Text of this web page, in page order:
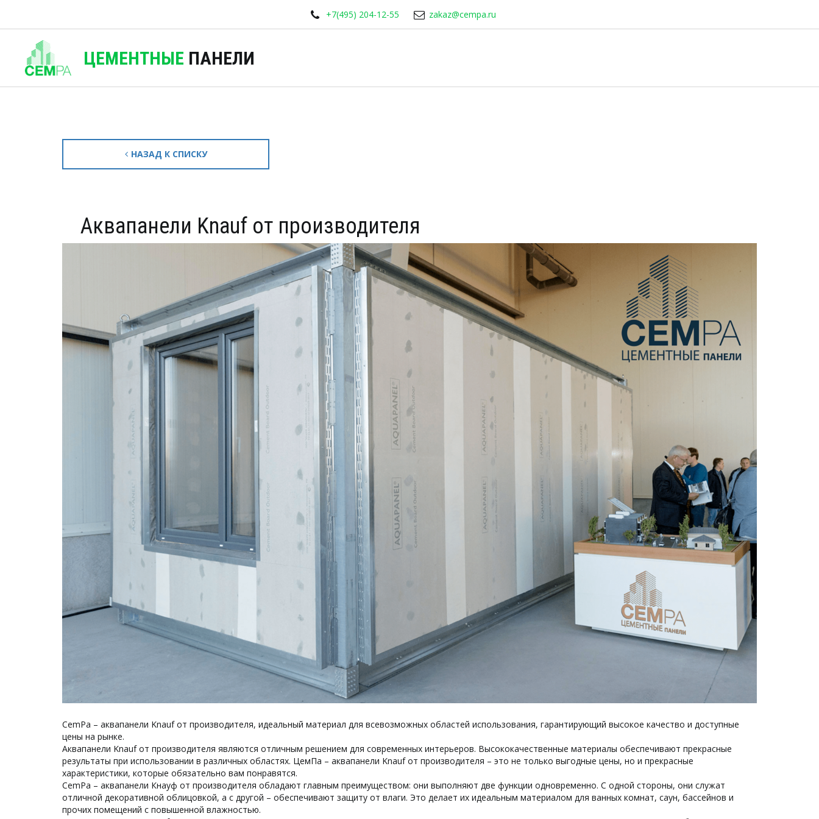
+7(495) 204-12-55 zakaz@cempa.ru
ЦЕМЕНТНЫЕ ПАНЕЛИ
НАЗАД К СПИСКУ
Аквапанели Knauf от производителя
CemPa – аквапанели Knauf от производителя, идеальный материал для всевозможных областей использования, гарантирующий высокое качество и доступные
цены на рынке.
Аквапанели Knauf от производителя являются отличным решением для современных интерьеров. Высококачественные материалы обеспечивают прекрасные
результаты при использовании в различных областях. ЦемПа – аквапанели Knauf от производителя – это не только выгодные цены, но и прекрасные
характеристики, которые обязательно вам понравятся.
CemPa – аквапанели Кнауф от производителя обладают главным преимуществом: они выполняют две функции одновременно. С одной стороны, они служат
отличной декоративной облицовкой, а с другой – обеспечивают защиту от влаги. Это делает их идеальным материалом для ванных комнат, саун, бассейнов и
прочих помещений с повышенной влажностью.